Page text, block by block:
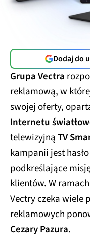
Dodaj do
Grupa Vectra
reklamową, w
swojej oferty,
Internetu
telewizyjnąTV
kampanii jest hasło
podkreślające
klientów. W
Vectry czeka wiele
reklamowych
Cezary Pazura.